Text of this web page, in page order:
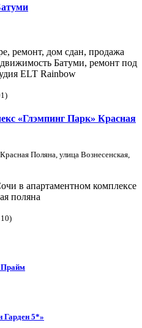
ремонт, дом сдан, продажа
Батуми, ремонт под
ELT Rainbow
«Глэмпинг Парк» Красная
Поляна, улица Вознесенская,
в апартаментном комплексе
поляна
Прайм
Гарден 5*»